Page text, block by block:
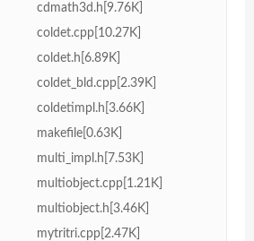
cdmath3d.h[9.76K]
coldet.cpp[10.27K]
coldet.h[6.89K]
coldet_bld.cpp[2.39K]
coldetimpl.h[3.66K]
makefile[0.63K]
multi_impl.h[7.53K]
multiobject.cpp[1.21K]
multiobject.h[3.46K]
mytritri.cpp[2.47K]